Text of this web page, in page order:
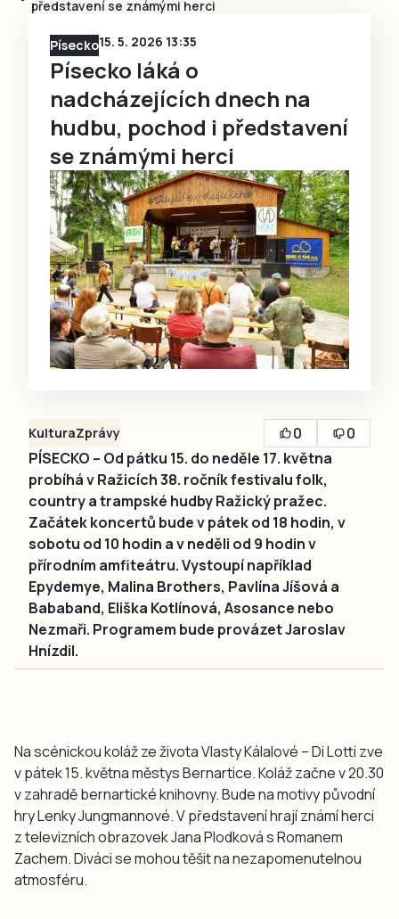
představení se známými herci
Písecko15. 5. 2026 13:35
Písecko láká o
nadcházejících dnech na
hudbu, pochod i představení
se známými herci
KulturaZprávy 0
0
PÍSECKO – Od pátku 15. do neděle 17. května
probíhá v Ražicích 38. ročník festivalu folk,
country a trampské hudby Ražický pražec.
Začátek koncertů bude v pátek od 18 hodin, v
sobotu od 10 hodin a v neděli od 9 hodin v
přírodním amfiteátru. Vystoupí například
Epydemye, Malina Brothers, Pavlína Jíšová a
Bababand, Eliška Kotlínová, Asosance nebo
Nezmaři. Programem bude provázet Jaroslav
Hnízdil.
Na scénickou koláž ze života Vlasty Kálalové – Di Lotti zve
v pátek 15. května městys Bernartice. Koláž začne v 20.30
v zahradě bernartické knihovny. Bude na motivy původní
hry Lenky Jungmannové. V představení hrají známí herci
z televizních obrazovek Jana Plodková s Romanem
Zachem. Diváci se mohou těšit na nezapomenutelnou
atmosféru.